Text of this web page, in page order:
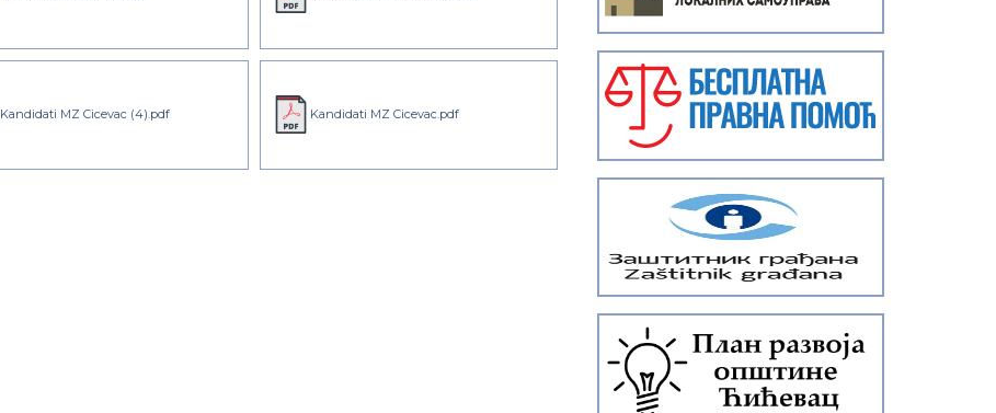
Kandidati MZ Cicevac (4).pdf Kandidati MZ Cicevac.pdf